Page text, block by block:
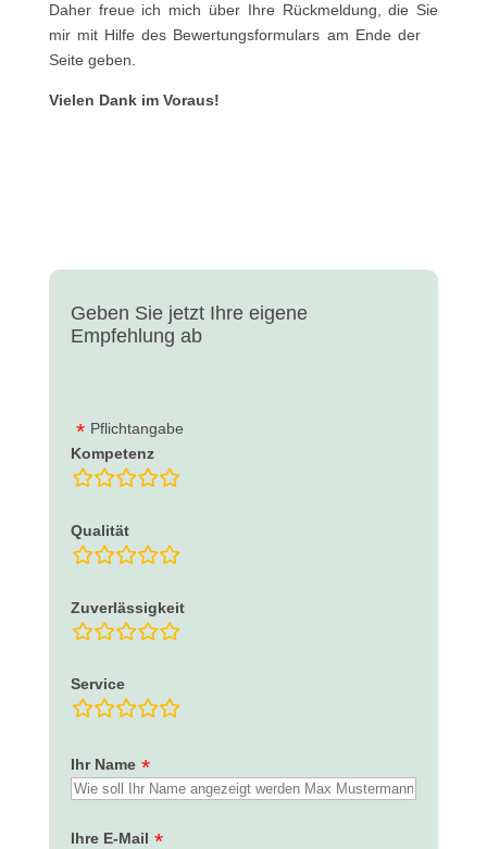
Daher freue ich mich über Ihre Rückmeldung, die Sie
mir mit Hilfe des Bewertungsformulars am Ende der
Seite geben.
Vielen Dank im Voraus!
Geben Sie jetzt Ihre eigene
Empfehlung ab
Pflichtangabe
Kompetenz
Bewertungsfelder
Qualität
Bewertungsfelder
Zuverlässigkeit
Bewertungsfelder
Service
Bewertungsfelder
Ihr Name
Ihre E-Mail